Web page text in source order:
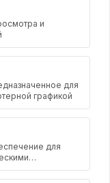
и
для
графикой
для